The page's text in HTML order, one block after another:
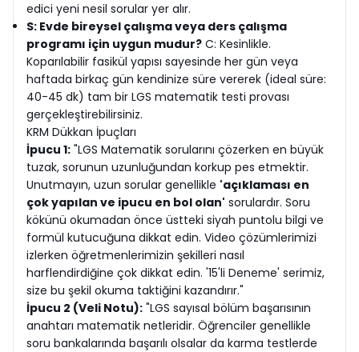
edici yeni nesil sorular yer alır.
S: Evde bireysel çalışma veya ders çalışma
programı için uygun mudur? C: Kesinlikle.
Koparılabilir fasikül yapısı sayesinde her gün veya
haftada birkaç gün kendinize süre vererek (ideal süre:
40-45 dk) tam bir LGS matematik testi provası
gerçekleştirebilirsiniz.
KRM Dükkan İpuçları
İpucu 1: "LGS Matematik sorularını çözerken en büyük
tuzak, sorunun uzunluğundan korkup pes etmektir.
Unutmayın, uzun sorular genellikle 'açıklaması en
çok yapılan ve ipucu en bol olan' sorulardır. Soru
kökünü okumadan önce üstteki siyah puntolu bilgi ve
formül kutucuğuna dikkat edin. Video çözümlerimizi
izlerken öğretmenlerimizin şekilleri nasıl
harflendirdiğine çok dikkat edin. '15'li Deneme' serimiz,
size bu şekil okuma taktiğini kazandırır."
İpucu 2 (Veli Notu): "LGS sayısal bölüm başarısının
anahtarı matematik netleridir. Öğrenciler genellikle
soru bankalarında başarılı olsalar da karma testlerde